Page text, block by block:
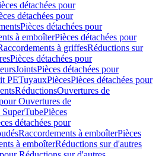
détachées pour
détachées pour
Pièces détachées pour
à emboîterPièces détachées pour
à griffesRéductions sur
Pièces détachées pour
JointsPièces détachées pour
PETuyauxPiècesPièces détachées pour
RéductionsOuvertures de
Ouvertures de
SuperTubePièces
détachées pour
Raccordements à emboîterPièces
à emboîterRéductions sur d'autres